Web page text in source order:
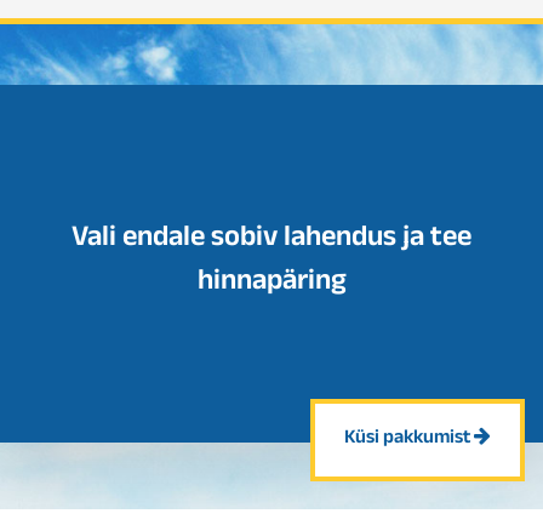
Vali endale sobiv lahendus ja tee
hinnapäring
Küsi pakkumist